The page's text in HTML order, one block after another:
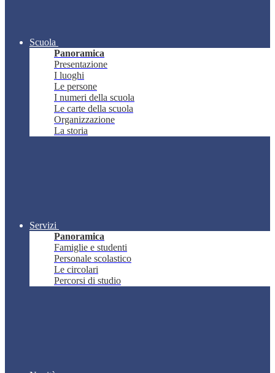
Scuola
Panoramica
Presentazione
I luoghi
Le persone
I numeri della scuola
Le carte della scuola
Organizzazione
La storia
Servizi
Panoramica
Famiglie e studenti
Personale scolastico
Le circolari
Percorsi di studio